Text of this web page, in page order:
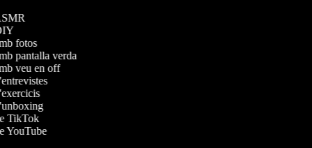
fotos
pantalla verda
veu en off
TikTok
YouTube